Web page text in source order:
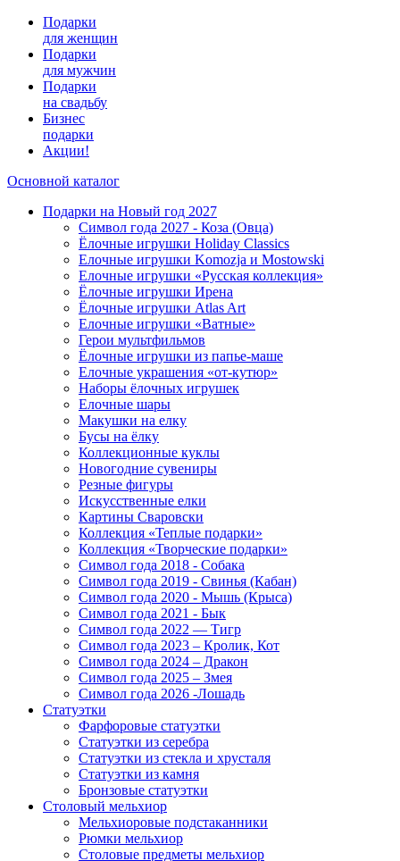
Подарки
для женщин
Подарки
для мужчин
Подарки
на свадьбу
Бизнес
подарки
Акции!
Основной каталог
Подарки на Новый год 2027
Символ года 2027 - Коза (Овца)
Ёлочные игрушки Holiday Classics
Елочные игрушки Komozja и Mostowski
Елочные игрушки «Русская коллекция»
Ёлочные игрушки Ирена
Ёлочные игрушки Atlas Art
Елочные игрушки «Ватные»
Герои мультфильмов
Ёлочные игрушки из папье-маше
Елочные украшения «от-кутюр»
Наборы ёлочных игрушек
Елочные шары
Макушки на елку
Бусы на ёлку
Коллекционные куклы
Новогодние сувениры
Резные фигуры
Искусственные елки
Картины Сваровски
Коллекция «Теплые подарки»
Коллекция «Творческие подарки»
Символ года 2018 - Собака
Символ года 2019 - Свинья (Кабан)
Символ года 2020 - Мышь (Крыса)
Символ года 2021 - Бык
Символ года 2022 — Тигр
Символ года 2023 – Кролик, Кот
Символ года 2024 – Дракон
Символ года 2025 – Змея
Символ года 2026 -Лошадь
Статуэтки
Фарфоровые статуэтки
Статуэтки из серебра
Статуэтки из стекла и хрусталя
Статуэтки из камня
Бронзовые статуэтки
Столовый мельхиор
Мельхиоровые подстаканники
Рюмки мельхиор
Столовые предметы мельхиор